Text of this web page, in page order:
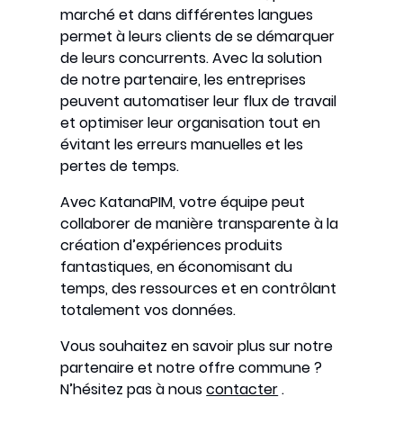
marché et dans différentes langues
permet à leurs clients de se démarquer
de leurs concurrents. Avec la solution
de notre partenaire, les entreprises
peuvent automatiser leur flux de travail
et optimiser leur organisation tout en
évitant les erreurs manuelles et les
pertes de temps.
Avec KatanaPIM, votre équipe peut
collaborer de manière transparente à la
création d’expériences produits
fantastiques, en économisant du
temps, des ressources et en contrôlant
totalement vos données.
Vous souhaitez en savoir plus sur notre
partenaire et notre offre commune ?
N’hésitez pas à nouscontacter.